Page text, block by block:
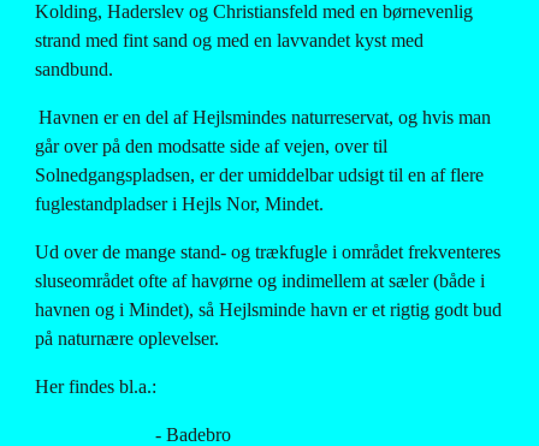
Kolding, Haderslev og Christiansfeld med en børnevenlig
strand med fint sand og med en lavvandet kyst med
sandbund.
Havnen er en del af Hejlsmindes naturreservat, og hvis man
går over på den modsatte side af vejen, over til
Solnedgangspladsen, er der umiddelbar udsigt til en af flere
fuglestandpladser i Hejls Nor, Mindet.
Ud over de mange stand- og trækfugle i området frekventeres
sluseområdet ofte af havørne og indimellem at sæler (både i
havnen og i Mindet), så Hejlsminde havn er et rigtig godt bud
på naturnære oplevelser.
Her findes bl.a.:
                         - Badebro